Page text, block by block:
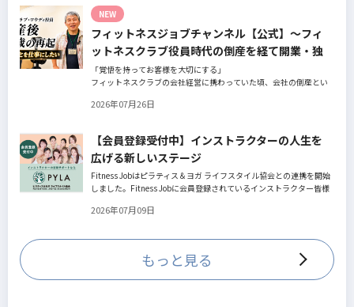
さん。選ばれるインストラクターになるために若松さんが取られた
行動とは？
NEW
フィットネスジョブチャンネル【公式】～フィ
ットネスクラブ役員時代の倒産を経て開業・独
立～
「覚悟を持ってお客様を大切にする」
フィットネスクラブの会社経営に携わっていた頃、会社の倒産とい
たパーソナルジム「ファントレイン」代表近藤健祐さんにインタビ
フィットネスクラブのキャンペーンや違約金制度はお客様を大切に
する仕組みだろうか！？資金が底をつく恐怖と闘いながらもお客様
との絆を築き上げた秘訣とは？
2026年07月26日
【会員登録受付中】インストラクターの人生を
広げる新しいステージ
Fitness Jobはピラティス＆ヨガ ライフスタイル協会との連携を開始
しました。Fitness Jobに会員登録されているインストラクター皆様
していきます。
2026年07月09日
もっと見る